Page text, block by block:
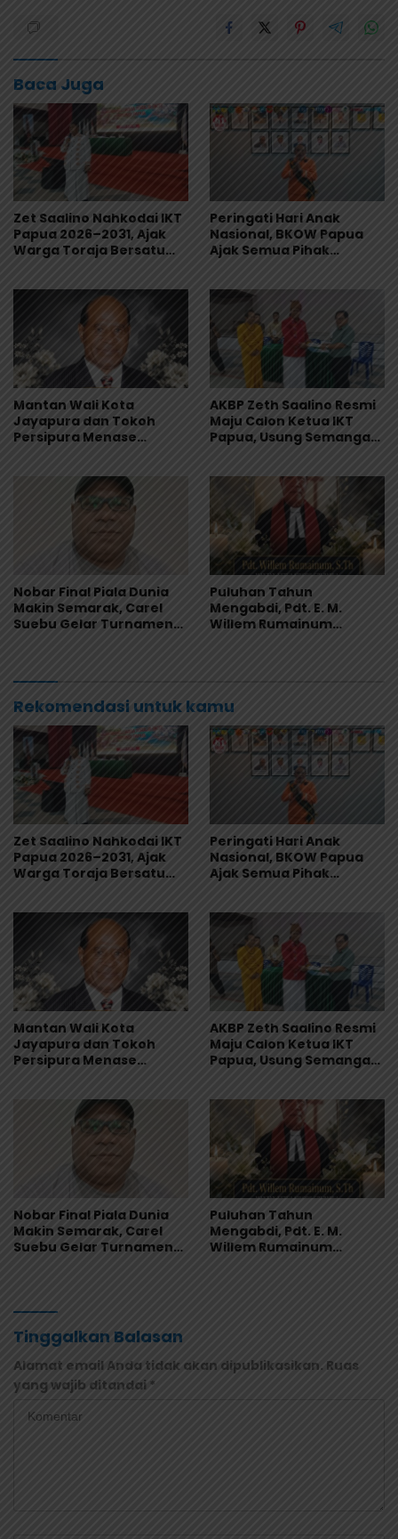
Baca Juga
Zet Saalino Nahkodai IKT
Papua 2026–2031, Ajak
Warga Toraja Bersatu
Peringati Hari Anak
Nasional, BKOW Papua
Ajak Semua Pihak
Mantan Wali Kota
Jayapura dan Tokoh
Persipura Menase
AKBP Zeth Saalino Resmi
Maju Calon Ketua IKT
Papua, Usung Semangat
Nobar Final Piala Dunia
Makin Semarak, Carel
Suebu Gelar Turnamen
Puluhan Tahun
Mengabdi, Pdt. E. M.
Willem Rumainum
Rekomendasi untuk kamu
Zet Saalino Nahkodai IKT
Papua 2026–2031, Ajak
Warga Toraja Bersatu
Peringati Hari Anak
Nasional, BKOW Papua
Ajak Semua Pihak
Mantan Wali Kota
Jayapura dan Tokoh
Persipura Menase
AKBP Zeth Saalino Resmi
Maju Calon Ketua IKT
Papua, Usung Semangat
Nobar Final Piala Dunia
Makin Semarak, Carel
Suebu Gelar Turnamen
Puluhan Tahun
Mengabdi, Pdt. E. M.
Willem Rumainum
Tinggalkan Balasan
Alamat email Anda tidak akan dipublikasikan. Ruas
yang wajib ditandai *